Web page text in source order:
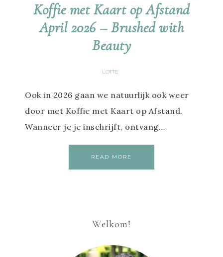
Koffie met Kaart op Afstand
April 2026 – Brushed with
Beauty
LOTTE
Ook in 2026 gaan we natuurlijk ook weer
door met Koffie met Kaart op Afstand.
Wanneer je je inschrijft, ontvang…
READ MORE
Welkom!